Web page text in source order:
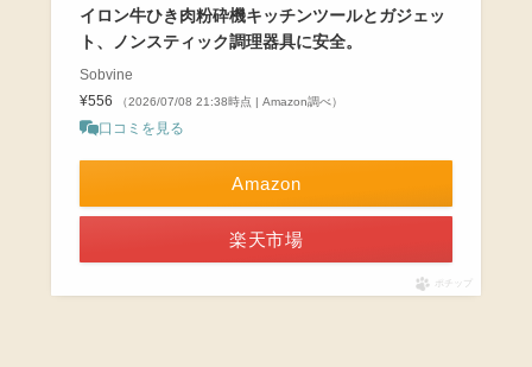
イロン牛ひき肉粉砕機キッチンツールとガジェッ
ト、ノンスティック調理器具に安全。
Sobvine
¥556
（2026/07/08 21:38時点 | Amazon調べ）
口コミを見る
Amazon
楽天市場
ポチップ